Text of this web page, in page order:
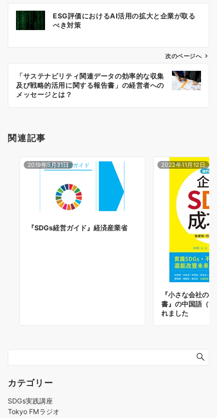
ン
ESG評価におけるAI活用の拡大と企業が取る
べき対策
次のページへ
「サステナビリティ関連データの効率的な収集
及び戦略的活用に関する報告書」の経営者への
メッセージとは？
関連記事
2019年5月31日
『SDGs経営ガイド』経済産業省
2022年11月12日
『小さな会社の
書』の中国語（
れました
カテゴリー
SDGs実践講座
Tokyo FMラジオ